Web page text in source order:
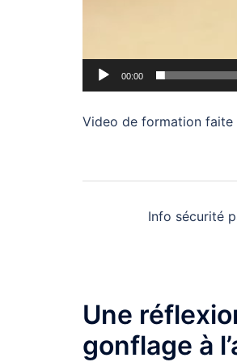
00:00
Video de formation
Navigation
Info sécurité
Une
gonflage à